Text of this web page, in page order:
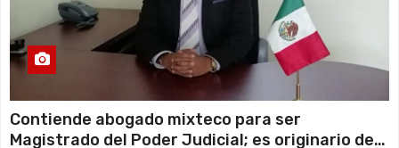
Contiende abogado mixteco para ser
Magistrado del Poder Judicial; es originario de